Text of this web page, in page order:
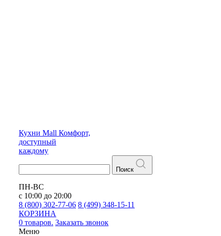
Кухни Mall Комфорт,
доступный
каждому
Поиск
ПН-ВС
с 10:00 до 20:00
8 (800) 302-77-06 8 (499) 348-15-11
КОРЗИНА
0 товаров. Заказать звонок
Меню